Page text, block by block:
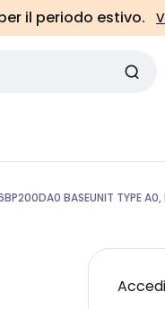
il periodo estivo.
BASEUNIT TYPE